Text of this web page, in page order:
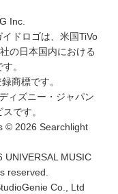
Inc.
ドロゴは、米国TiVo
の日本国内における
。
商標です。
ィズニー・ジャパン
です。
© 2026 Searchlight
MUSIC
reserved.
Co., Ltd